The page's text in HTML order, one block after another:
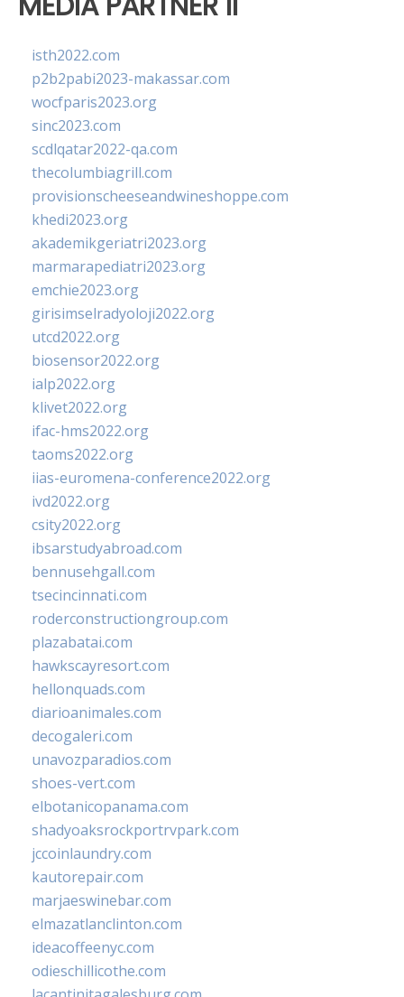
isth2022.com
p2b2pabi2023-makassar.com
wocfparis2023.org
sinc2023.com
scdlqatar2022-qa.com
thecolumbiagrill.com
provisionscheeseandwineshoppe.com
khedi2023.org
akademikgeriatri2023.org
marmarapediatri2023.org
emchie2023.org
girisimselradyoloji2022.org
utcd2022.org
biosensor2022.org
ialp2022.org
klivet2022.org
ifac-hms2022.org
taoms2022.org
iias-euromena-conference2022.org
ivd2022.org
csity2022.org
ibsarstudyabroad.com
bennusehgall.com
tsecincinnati.com
roderconstructiongroup.com
plazabatai.com
hawkscayresort.com
hellonquads.com
diarioanimales.com
decogaleri.com
unavozparadios.com
shoes-vert.com
elbotanicopanama.com
shadyoaksrockportrvpark.com
jccoinlaundry.com
kautorepair.com
marjaeswinebar.com
elmazatlanclinton.com
ideacoffeenyc.com
odieschillicothe.com